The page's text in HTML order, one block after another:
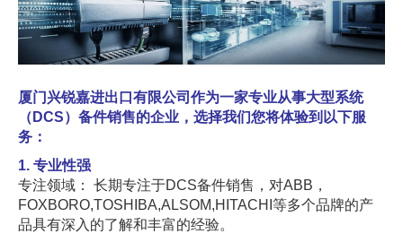
厦门兴锐嘉进出口有限公司作为一家专业从事大型系统
（DCS）备件销售的企业，选择我们您将体验到以下服
务：
1. 专业性强
专注领域： 长期专注于DCS备件销售，对ABB，
FOXBORO,TOSHIBA,ALSOM,HITACHI等多个品牌的产
品具有深入的了解和丰富的经验。